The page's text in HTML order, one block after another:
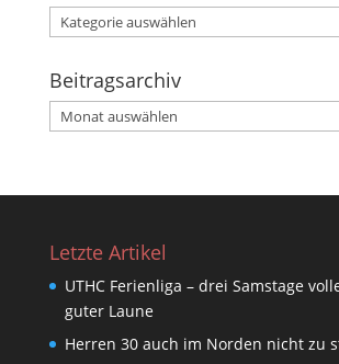
Kategorien
Beitragsarchiv
Beitragsarchiv
Letzte Artikel
UTHC Ferienliga – drei Samstage
guter Laune
Herren 30 auch im Norden nicht zu